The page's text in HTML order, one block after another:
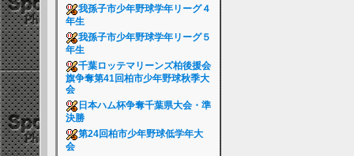
我孫子市少年野球学年リーグ４
年生
我孫子市少年野球学年リーグ５
年生
千葉ロッテマリーンズ柏後援会
旗争奪第41回柏市少年野球秋季大
会
日本ハム杯争奪千葉県大会・準
決勝
第24回柏市少年野球低学年大
会